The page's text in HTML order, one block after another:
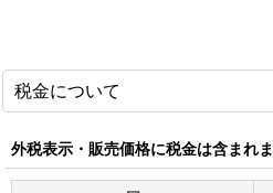
税金について
外税表示・販売価格に税金は含まれ